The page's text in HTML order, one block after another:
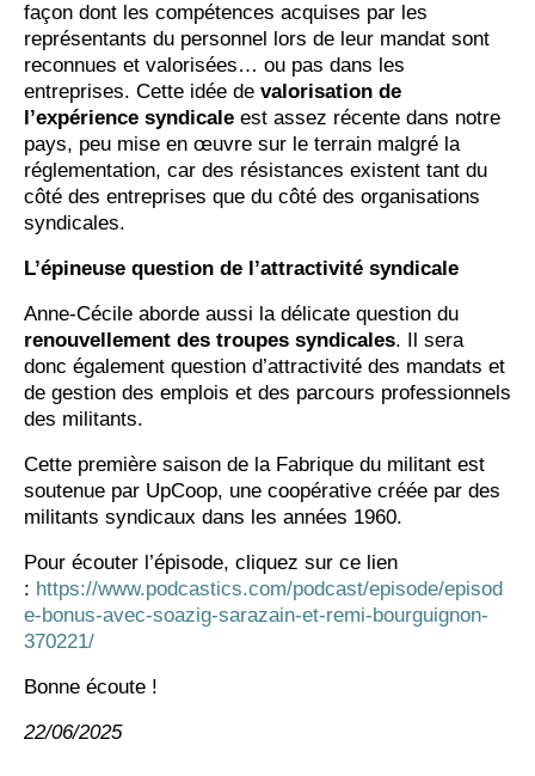
façon dont les compétences acquises par les
représentants du personnel lors de leur mandat sont
reconnues et valorisées… ou pas dans les
entreprises. Cette idée de valorisation de
l’expérience syndicale est assez récente dans notre
pays, peu mise en œuvre sur le terrain malgré la
réglementation, car des résistances existent tant du
côté des entreprises que du côté des organisations
syndicales.
L’épineuse question de l’attractivité syndicale
Anne-Cécile aborde aussi la délicate question du
renouvellement des troupes syndicales. Il sera
donc également question d’attractivité des mandats et
de gestion des emplois et des parcours professionnels
des militants.
Cette première saison de la Fabrique du militant est
soutenue par UpCoop, une coopérative créée par des
militants syndicaux dans les années 1960.
Pour écouter l’épisode, cliquez sur ce lien
: https://www.podcastics.com/podcast/episode/episod
e-bonus-avec-soazig-sarazain-et-remi-bourguignon-
370221/
Bonne écoute !
22/06/2025